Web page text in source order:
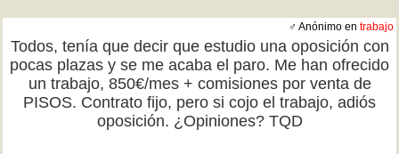
♂ Anónimo en trabajo
Todos, tenía que decir que estudio una oposición con
pocas plazas y se me acaba el paro. Me han ofrecido
un trabajo, 850€/mes + comisiones por venta de
PISOS. Contrato fijo, pero si cojo el trabajo, adiós
oposición. ¿Opiniones? TQD